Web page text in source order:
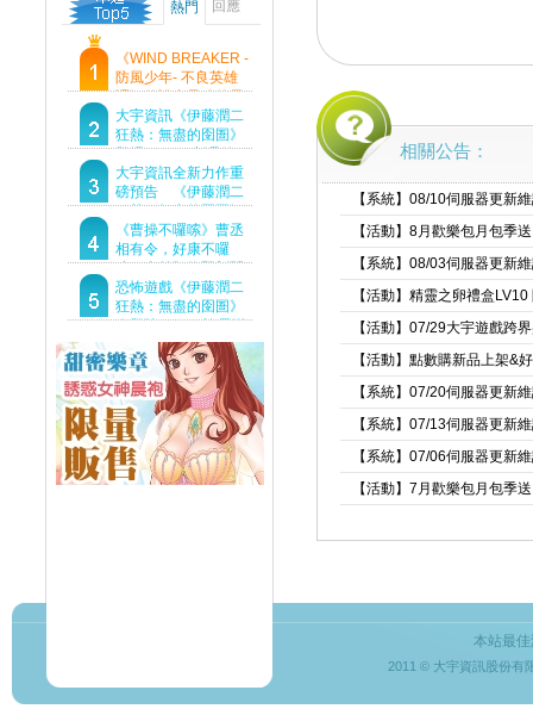
熱門 回應
《WIND BREAKER -
防風少年- 不良英雄
譚》傳說中最強的男
人現身！即將顛覆風
鈴高中！
大宇資訊《伊藤潤二
狂熱：無盡的囹圄》
登場 Steam 新品節
首支預告片及遊戲
Demo重磅釋出
大宇資訊全新力作重
磅預告 《伊藤潤二
狂熱：無盡的囹圄》
驚悚亮相 ！伊藤潤二
恐怖世界首度進軍
Steam
《曹操不囉嗦》曹丞
相有令，好康不囉
嗦！事前預約即刻開
跑！
恐怖遊戲《伊藤潤二
狂熱：無盡的囹圄》
今登陸Steam 詭異洋
樓開啟 同步釋出最新
預告片
相關公告：
【系統】08/10伺服器更新
【活動】8月歡樂包月包季送
【系統】08/03伺服器更新
【活動】精靈之卵禮盒
【活動】07/29大宇遊戲跨
【活動】點數購新品上架&
【系統】07/20伺服器更新
【系統】07/13伺服器更新
【系統】07/06伺服器更新
【活動】7月歡樂包月包季送
本站最
2011 © 大宇資訊股份有